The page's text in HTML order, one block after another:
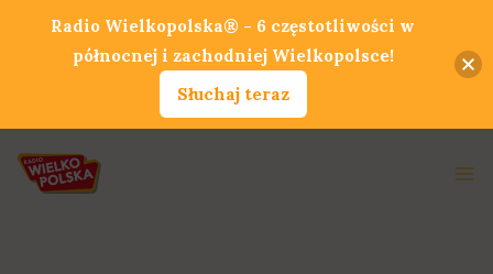
Radio Wielkopolska® - 6 częstotliwości w
północnej i zachodniej Wielkopolsce!
Słuchaj teraz